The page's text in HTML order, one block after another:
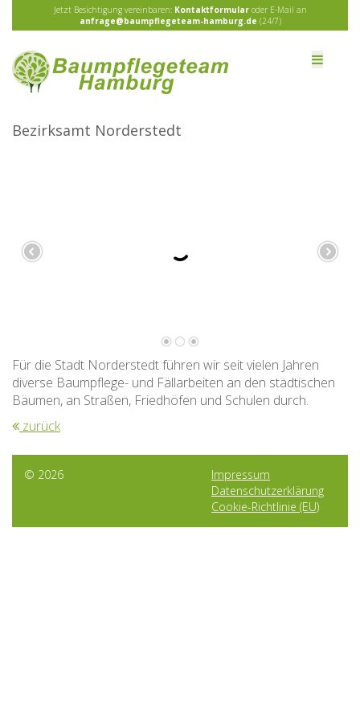
Jetzt Besichtigung vereinbaren: Kontaktformularoder E-Mail an
anfrage@baumpflegeteam-hamburg.de (24/7)
Bezirksamt Norderstedt
Für die Stadt Norderstedt führen wir seit vielen Jahren
diverse Baumpflege- und Fällarbeiten an den städtischen
Bäumen, an Straßen, Friedhöfen und Schulen durch.
zurück
© 2026
Impressum
Datenschutzerklärung
Cookie-Richtlinie (EU)